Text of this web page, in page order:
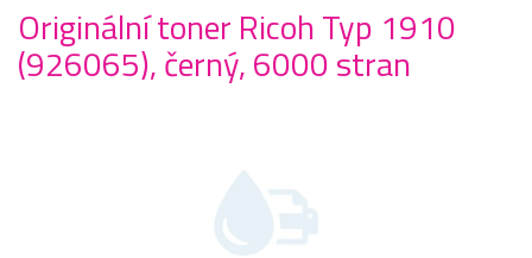
Originální toner Ricoh Typ 1910
(926065), černý, 6000 stran